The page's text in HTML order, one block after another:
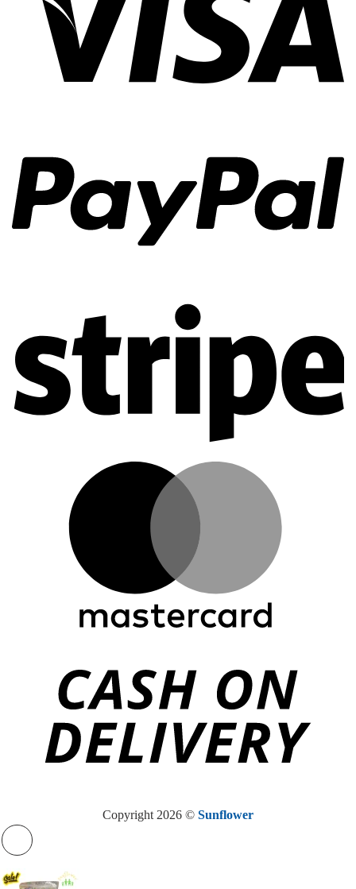
Copyright 2026 © Sunflower